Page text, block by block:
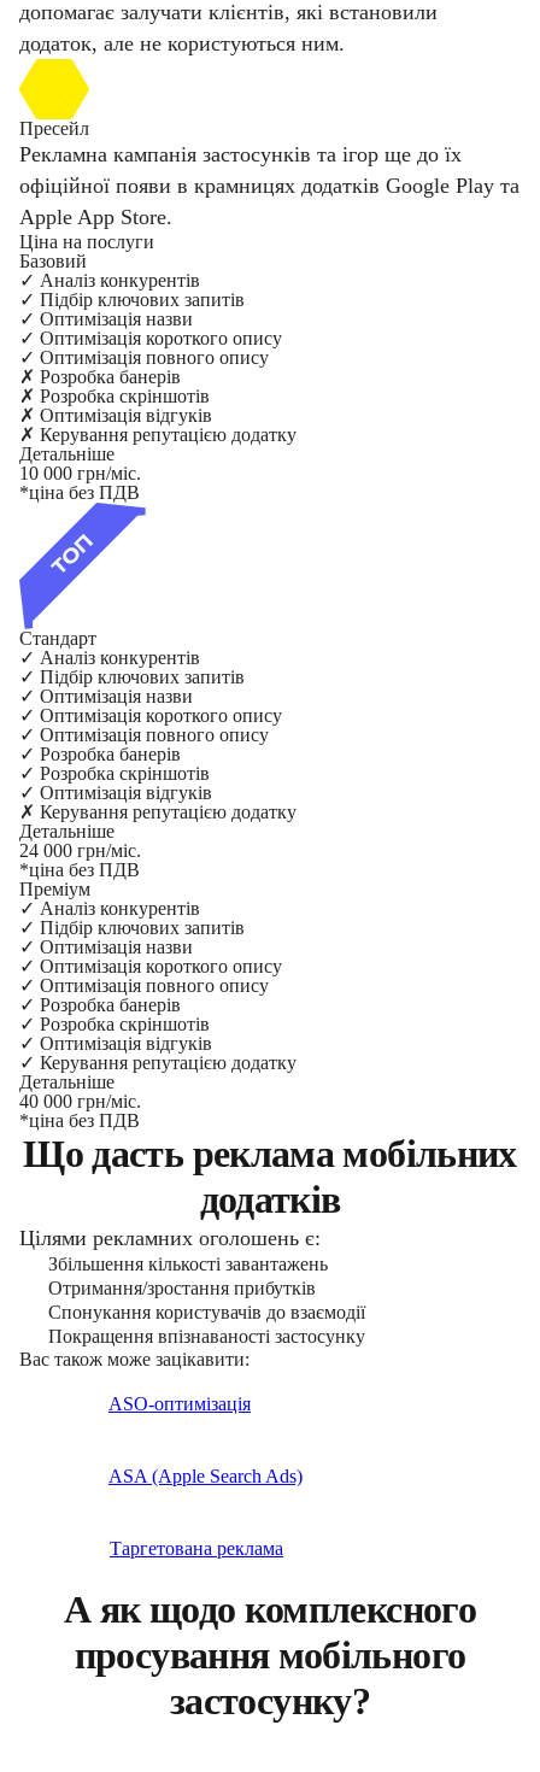
допомагає залучати клієнтів, які встановили
додаток, але не користуються ним.
Пресейл
Рекламна кампанія застосунків та ігор ще до їх
офіційної появи в крамницях додатків Google Play та
Apple App Store.
Ціна на послуги
Базовий
✓ Аналіз конкурентів
✓ Підбір ключових запитів
✓ Оптимізація назви
✓ Оптимізація короткого опису
✓ Оптимізація повного опису
✗ Розробка банерів
✗ Розробка скріншотів
✗ Оптимізація відгуків
✗ Керування репутацією додатку
Детальніше
10 000 грн/міс.
*ціна без ПДВ
Стандарт
✓ Аналіз конкурентів
✓ Підбір ключових запитів
✓ Оптимізація назви
✓ Оптимізація короткого опису
✓ Оптимізація повного опису
✓ Розробка банерів
✓ Розробка скріншотів
✓ Оптимізація відгуків
✗ Керування репутацією додатку
Детальніше
24 000 грн/міс.
*ціна без ПДВ
Преміум
✓ Аналіз конкурентів
✓ Підбір ключових запитів
✓ Оптимізація назви
✓ Оптимізація короткого опису
✓ Оптимізація повного опису
✓ Розробка банерів
✓ Розробка скріншотів
✓ Оптимізація відгуків
✓ Керування репутацією додатку
Детальніше
40 000 грн/міс.
*ціна без ПДВ
Що дасть реклама мобільних
додатків
Цілями рекламних оголошень є:
Збільшення кількості завантажень
Отримання/зростання прибутків
Спонукання користувачів до взаємодії
Покращення впізнаваності застосунку
Вас також може зацікавити:
ASO-оптимізація
ASA (Apple Search Ads)
Таргетована реклама
А як щодо комплексного
просування мобільного
застосунку?